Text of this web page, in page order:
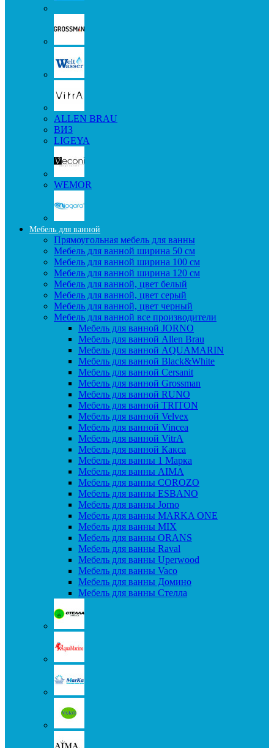
ALLEN BRAU
ВИЗ
LIGEYA
WEMOR
Мебель для ванной
Прямоугольная мебель для ванны
Мебель для ванной ширина 50 см
Мебель для ванной ширина 100 см
Мебель для ванной ширина 120 см
Мебель для ванной, цвет белый
Мебель для ванной, цвет серый
Мебель для ванной, цвет черный
Мебель для ванной все производители
Мебель для ванной JORNO
Мебель для ванной Allen Brau
Мебель для ванной AQUAMARIN
Мебель для ванной Black&White
Мебель для ванной Cersanit
Мебель для ванной Grossman
Мебель для ванной RUNO
Мебель для ванной TRITON
Мебель для ванной Velvex
Мебель для ванной Vincea
Мебель для ванной VitrA
Мебель для ванной Какса
Мебель для ванны 1 Марка
Мебель для ванны AIMA
Мебель для ванны COROZO
Мебель для ванны ESBANO
Мебель для ванны Jorno
Мебель для ванны MARKA ONE
Мебель для ванны MIX
Мебель для ванны ORANS
Мебель для ванны Raval
Мебель для ванны Uperwood
Мебель для ванны Vaco
Мебель для ванны Домино
Мебель для ванны Стелла